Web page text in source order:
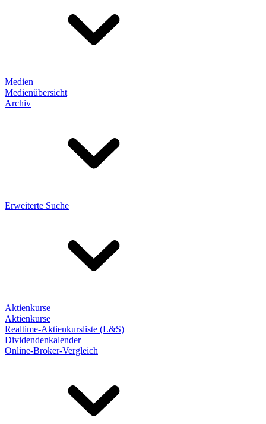
Medien
Medienübersicht
Archiv
Erweiterte Suche
Aktienkurse
Aktienkurse
Realtime-Aktienkursliste (L&S)
Dividendenkalender
Online-Broker-Vergleich